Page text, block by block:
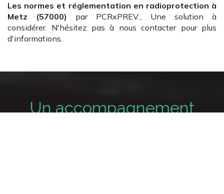
Les normes et réglementation en radioprotection à
Metz (57000)
par PCRxPREV... Une solution à
considérer. N'hésitez pas à nous contacter pour plus
d'informations.
Un accompagnement